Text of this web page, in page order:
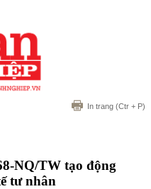
In trang (Ctr + P)
NQ/TW tạo động
tư nhân